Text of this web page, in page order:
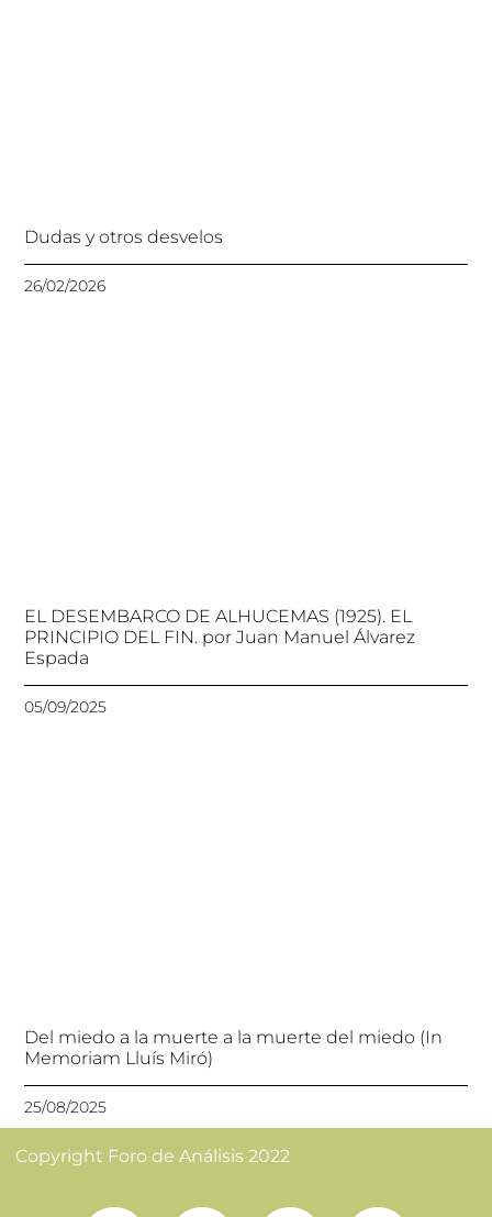
Dudas y otros desvelos
26/02/2026
EL DESEMBARCO DE ALHUCEMAS (1925). EL
PRINCIPIO DEL FIN. por Juan Manuel Álvarez
Espada
05/09/2025
Del miedo a la muerte a la muerte del miedo (In
Memoriam Lluís Miró)
25/08/2025
Copyright Foro de Análisis 2022